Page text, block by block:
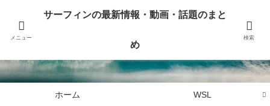
サーフィンに関するニュース・話題や最新情報を写真、画像、動画でまとめて
ホーム WSL
メニュー
サーフィンの最新情報・動画・話題のまと
め
検索